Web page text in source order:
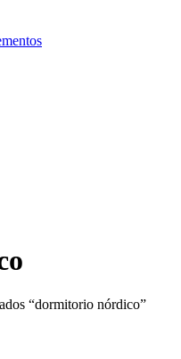
“dormitorio nórdico”